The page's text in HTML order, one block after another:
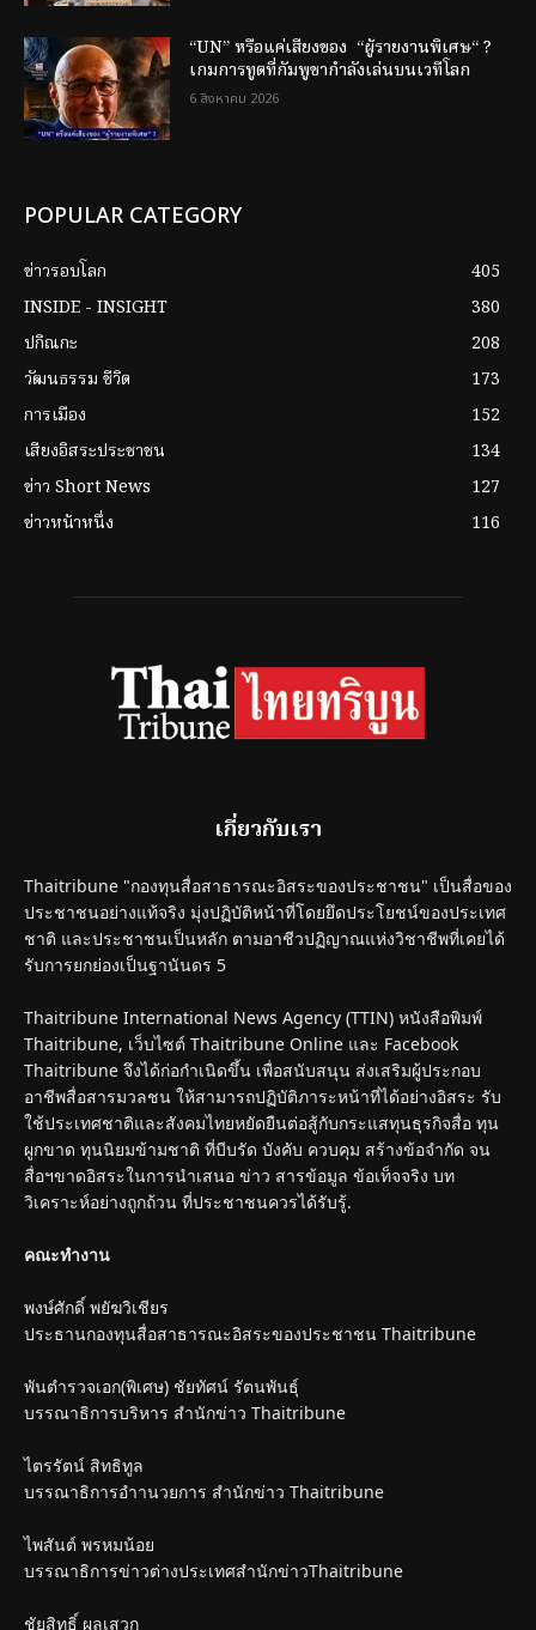
“UN” หรือแค่เสียงของ “ผู้รายงานพิเศษ“ ?
เกมการทูตที่กัมพูชากำลังเล่นบนเวทีโลก
6 สิงหาคม 2026
POPULAR CATEGORY
ข่าวรอบโลก
405
INSIDE - INSIGHT
380
ปกิณกะ
208
วัฒนธรรม ชีวิต
173
การเมือง
152
เสียงอิสระประชาชน
134
ข่าว Short News
127
ข่าวหน้าหนึ่ง
116
เกี่ยวกับเรา
Thaitribune "กองทุนสื่อสาธารณะอิสระของประชาชน" เป็นสื่อของ
ประชาชนอย่างแท้จริง มุ่งปฏิบัติหน้าที่โดยยึดประโยชน์ของประเทศ
ชาติ และประชาชนเป็นหลัก ตามอาชีวปฏิญาณแห่งวิชาชีพที่เคยได้
รับการยกย่องเป็นฐานันดร 5
Thaitribune International News Agency (TTIN) หนังสือพิมพ์
Thaitribune, เว็บไซต์ Thaitribune Online และ Facebook
Thaitribune จึงได้ก่อกำเนิดขึ้น เพื่อสนับสนุน ส่งเสริมผู้ประกอบ
อาชีพสื่อสารมวลชน ให้สามารถปฏิบัติภาระหน้าที่ได้อย่างอิสระ รับ
ใช้ประเทศชาติและสังคมไทยหยัดยืนต่อสู้กับกระแสทุนธุรกิจสื่อ ทุน
ผูกขาด ทุนนิยมข้ามชาติ ที่บีบรัด บังคับ ควบคุม สร้างข้อจำกัด จน
สื่อฯขาดอิสระในการนำเสนอ ข่าว สารข้อมูล ข้อเท็จจริง บท
วิเคราะห์อย่างถูกถ้วน ที่ประชาชนควรได้รับรู้.
คณะทำงาน
พงษ์ศักดิ์ พยัฆวิเชียร
ประธานกองทุนสื่อสาธารณะอิสระของประชาชน Thaitribune
พันตำรวจเอก(พิเศษ) ชัยทัศน์ รัตนพันธุ์
บรรณาธิการบริหาร สำนักข่าว Thaitribune
ไตรรัตน์ สิทธิทูล
บรรณาธิการอำานวยการ สำนักข่าว Thaitribune
ไพสันต์ พรหมน้อย
บรรณาธิการข่าวต่างประเทศสำนักข่าวThaitribune
ชัยสิทธิ์ ผลเสวก